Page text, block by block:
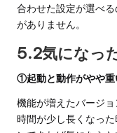
合わせた設定が選べ
がありません。
5.2気になっ
①起動と動作がやや重
機能が増えたバージ
時間が少し長くなっ